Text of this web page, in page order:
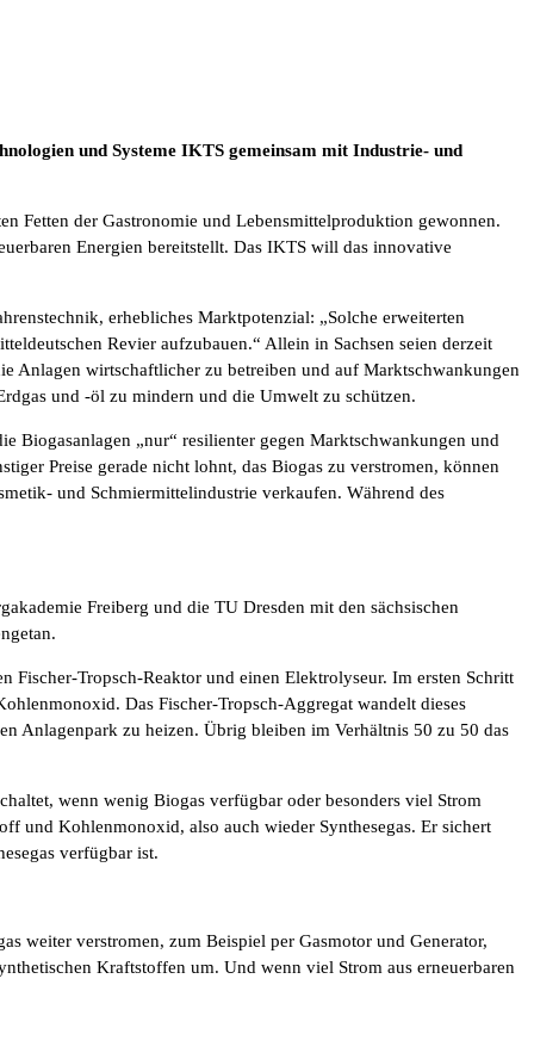
und Systeme IKTS gemeinsam mit Industrie- und
Fetten der Gastronomie und Lebensmittelproduktion gewonnen.
Energien bereitstellt. Das IKTS will das innovative
erhebliches Marktpotenzial: „Solche erweiterten
Revier aufzubauen.“ Allein in Sachsen seien derzeit
Anlagen wirtschaftlicher zu betreiben und auf Marktschwankungen
und -öl zu mindern und die Umwelt zu schützen.
Biogasanlagen „nur“ resilienter gegen Marktschwankungen und
Preise gerade nicht lohnt, das Biogas zu verstromen, können
und Schmiermittelindustrie verkaufen. Während des
Freiberg und die TU Dresden mit den sächsischen
Fischer-Tropsch-Reaktor und einen Elektrolyseur. Im ersten Schritt
Das Fischer-Tropsch-Aggregat wandelt dieses
Anlagenpark zu heizen. Übrig bleiben im Verhältnis 50 zu 50 das
wenn wenig Biogas verfügbar oder besonders viel Strom
und Kohlenmonoxid, also auch wieder Synthesegas. Er sichert
verfügbar ist.
weiter verstromen, zum Beispiel per Gasmotor und Generator,
Kraftstoffen um. Und wenn viel Strom aus erneuerbaren